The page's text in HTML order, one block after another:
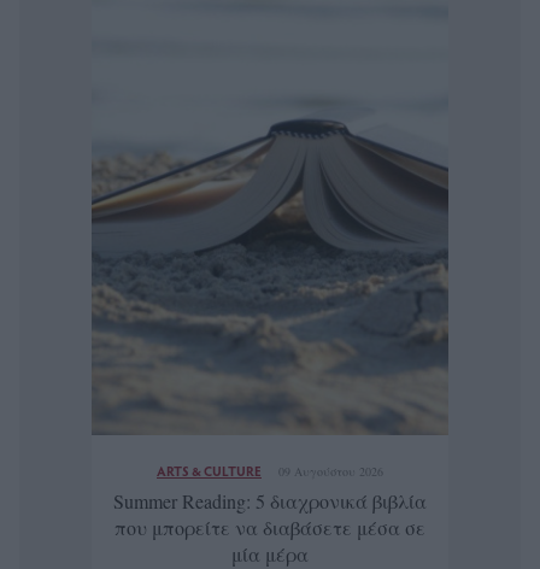
ARTS & CULTURE 09 Αυγούστου 2026
Summer Reading: 5 διαχρονικά βιβλία
που μπορείτε να διαβάσετε μέσα σε
μία μέρα